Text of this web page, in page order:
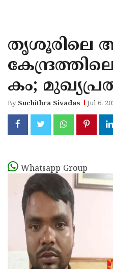
KANNUR
KASARAGOD
തൃശൂരിലെ
കം;
By Suchithra Sivadas Jul 6,
Whatsapp Group